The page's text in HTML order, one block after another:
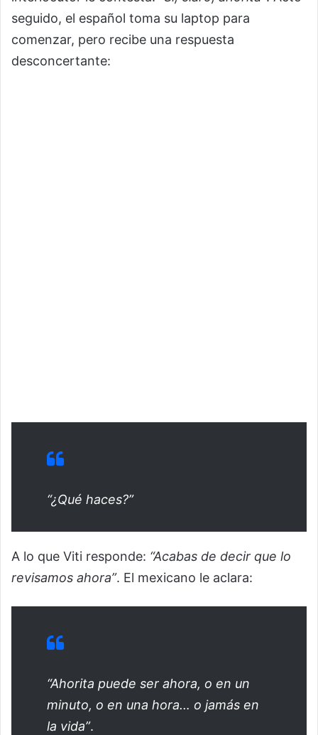
seguido, el español toma su laptop para
comenzar, pero recibe una respuesta
desconcertante:
“¿Qué haces?”
A lo que Viti responde: “Acabas de decir que lo
revisamos ahora”. El mexicano le aclara:
“Ahorita puede ser ahora, o en un
minuto, o en una hora… o jamás en
la vida”.